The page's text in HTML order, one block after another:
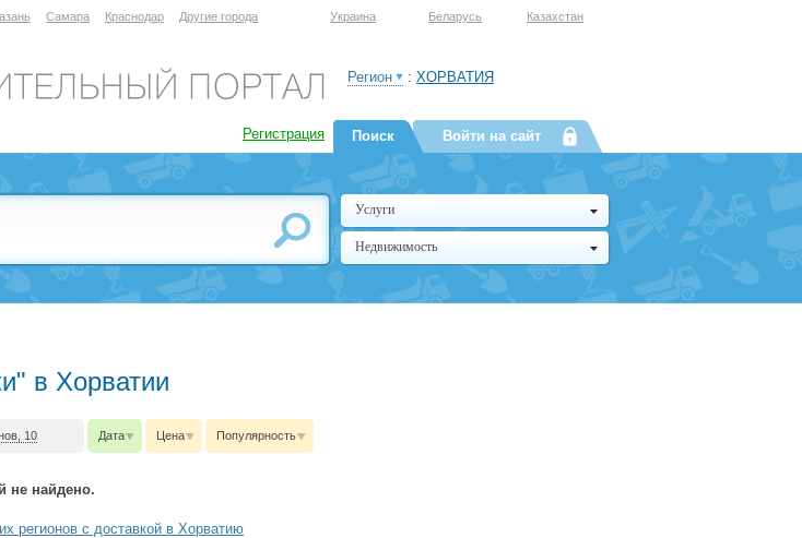
Самара Краснодар Другие города Украина Беларусь Казахстан
Регистрация
Регион : ХОРВАТИЯ
Поиск Войти на сайт
Услуги
Недвижимость
в Хорватии
10 Дата Цена Популярность
не найдено.
регионов с доставкой в Хорватию